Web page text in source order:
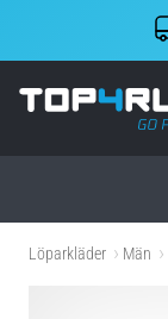
Löparkläder Män